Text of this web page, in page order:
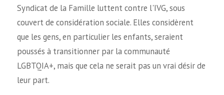
Syndicat de la Famille luttent contre l'IVG, sous
couvert de considération sociale. Elles considèrent
que les gens, en particulier les enfants, seraient
poussés à transitionner par la communauté
LGBTQIA+, mais que cela ne serait pas un vrai désir de
leur part.